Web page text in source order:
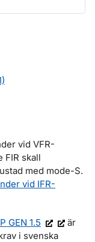
vid VFR-
FIR skall
med mode-S.
vid IFR-
GEN 1.5
är
i svenska